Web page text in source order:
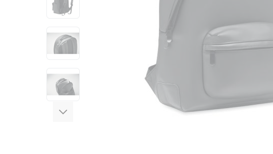
View larger image
View larger image
View larger image